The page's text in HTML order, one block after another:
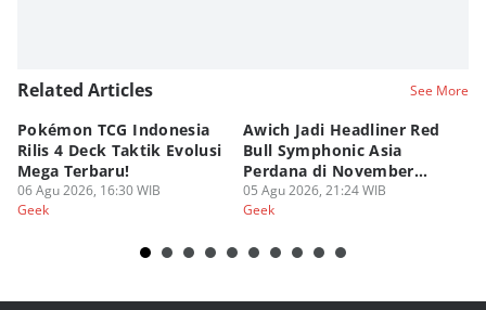
Related Articles See More
Pokémon TCG Indonesia
Rilis 4 Deck Taktik Evolusi
Mega Terbaru!
06 Agu 2026, 16:30 WIB
Geek
Awich Jadi Headliner Red
Bull Symphonic Asia
Perdana di November
2026!
05 Agu 2026, 21:24 WIB
Geek